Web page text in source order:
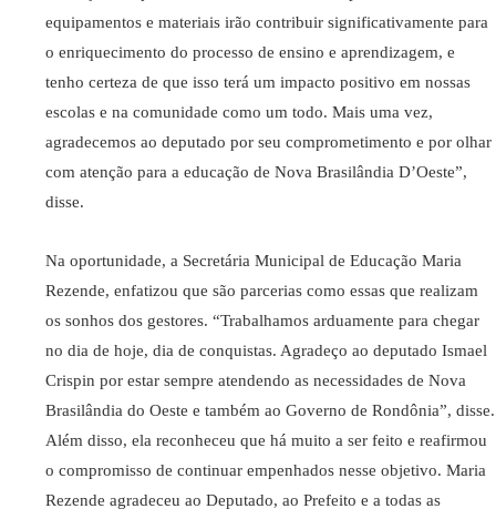
equipamentos e materiais irão contribuir significativamente para
o enriquecimento do processo de ensino e aprendizagem, e
tenho certeza de que isso terá um impacto positivo em nossas
escolas e na comunidade como um todo. Mais uma vez,
agradecemos ao deputado por seu comprometimento e por olhar
com atenção para a educação de Nova Brasilândia D’Oeste”,
disse.
Na oportunidade, a Secretária Municipal de Educação Maria
Rezende, enfatizou que são parcerias como essas que realizam
os sonhos dos gestores. “Trabalhamos arduamente para chegar
no dia de hoje, dia de conquistas. Agradeço ao deputado Ismael
Crispin por estar sempre atendendo as necessidades de Nova
Brasilândia do Oeste e também ao Governo de Rondônia”, disse.
Além disso, ela reconheceu que há muito a ser feito e reafirmou
o compromisso de continuar empenhados nesse objetivo. Maria
Rezende agradeceu ao Deputado, ao Prefeito e a todas as